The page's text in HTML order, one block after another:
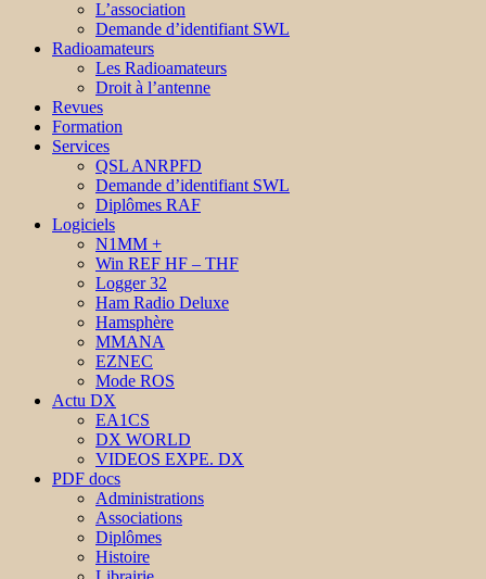
L’association
Demande d’identifiant SWL
Radioamateurs
Les Radioamateurs
Droit à l’antenne
Revues
Formation
Services
QSL ANRPFD
Demande d’identifiant SWL
Diplômes RAF
Logiciels
N1MM +
Win REF HF – THF
Logger 32
Ham Radio Deluxe
Hamsphère
MMANA
EZNEC
Mode ROS
Actu DX
EA1CS
DX WORLD
VIDEOS EXPE. DX
PDF docs
Administrations
Associations
Diplômes
Histoire